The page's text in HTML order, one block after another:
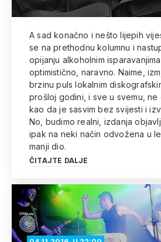
A sad konačno i nešto lijepih
se na prethodnu kolumnu i
opijanju alkoholnim
optimistično, naravno. Naime,
brzinu puls lokalnim
prošloj godini, i sve u svemu, ne
kao da je sasvim bez svijesti i
No, budimo realni, izdanja
ipak na neki način odvožena u
manji dio.
ČITAJTE DALJE